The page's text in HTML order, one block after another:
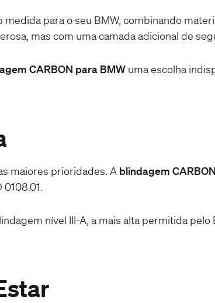
para o seu BMW, combinando
mas com uma camada adicional de
CARBON para BMW uma escolha
maiores prioridades. A blindagem CARBON
nível III-A, a mais alta permitida